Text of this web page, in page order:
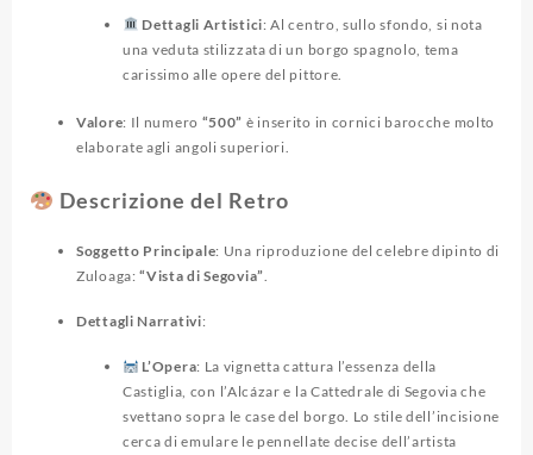
Dettagli Artistici: Al centro, sullo sfondo, si nota
una veduta stilizzata di un borgo spagnolo, tema
carissimo alle opere del pittore.
Valore: Il numero “500” è inserito in cornici barocche molto
elaborate agli angoli superiori.
Descrizione del Retro
Soggetto Principale: Una riproduzione del celebre dipinto di
Zuloaga:“Vista di Segovia”
Dettagli Narrativi:
L’Opera: La vignetta cattura l’essenza della
Castiglia, con l’Alcázar e la Cattedrale di Segovia che
svettano sopra le case del borgo. Lo stile dell’incisione
cerca di emulare le pennellate decise dell’artista